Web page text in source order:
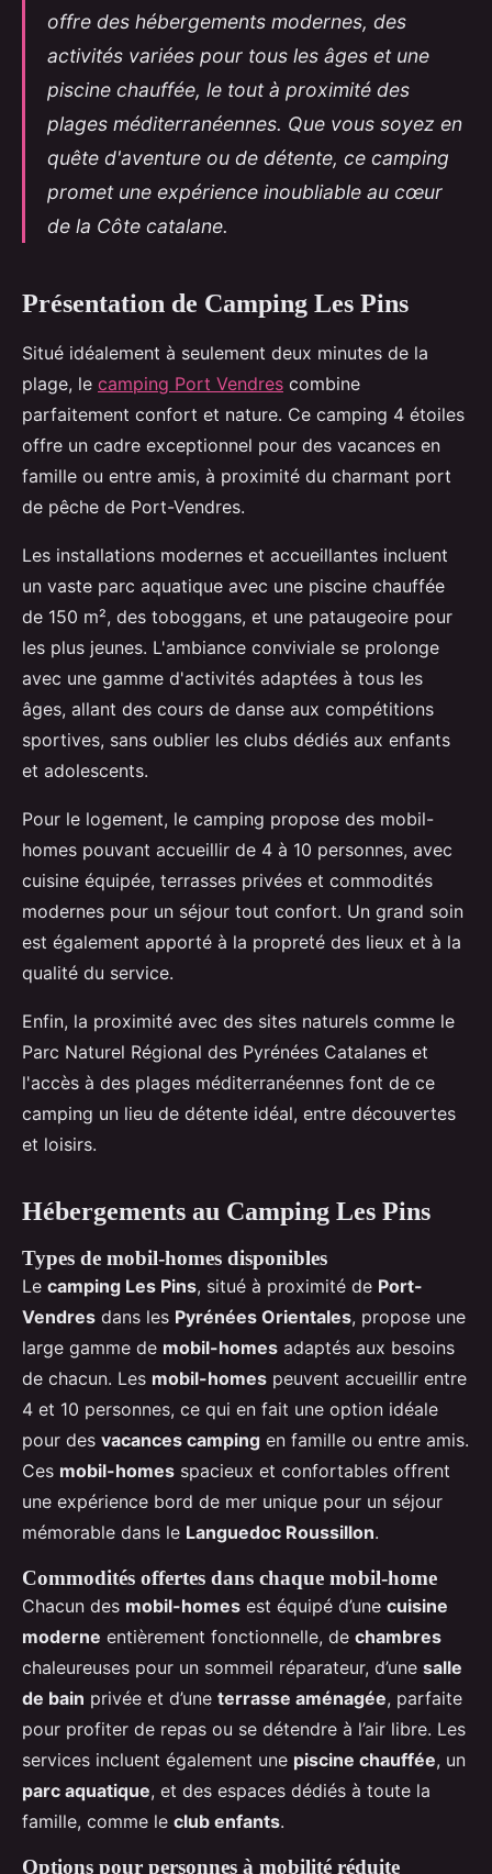
offre des hébergements modernes, des
activités variées pour tous les âges et une
piscine chauffée, le tout à proximité des
plages méditerranéennes. Que vous soyez en
quête d'aventure ou de détente, ce camping
promet une expérience inoubliable au cœur
de la Côte catalane.
Présentation de Camping Les Pins
Situé idéalement à seulement deux minutes de la
plage, le camping Port Vendres combine
parfaitement confort et nature. Ce camping 4 étoiles
offre un cadre exceptionnel pour des vacances en
famille ou entre amis, à proximité du charmant port
de pêche de Port-Vendres.
Les installations modernes et accueillantes incluent
un vaste parc aquatique avec une piscine chauffée
de 150 m², des toboggans, et une pataugeoire pour
les plus jeunes. L'ambiance conviviale se prolonge
avec une gamme d'activités adaptées à tous les
âges, allant des cours de danse aux compétitions
sportives, sans oublier les clubs dédiés aux enfants
et adolescents.
Pour le logement, le camping propose des mobil-
homes pouvant accueillir de 4 à 10 personnes, avec
cuisine équipée, terrasses privées et commodités
modernes pour un séjour tout confort. Un grand soin
est également apporté à la propreté des lieux et à la
qualité du service.
Enfin, la proximité avec des sites naturels comme le
Parc Naturel Régional des Pyrénées Catalanes et
l'accès à des plages méditerranéennes font de ce
camping un lieu de détente idéal, entre découvertes
et loisirs.
Hébergements au Camping Les Pins
Types de mobil-homes disponibles
Le camping Les Pins, situé à proximité de Port-
Vendres dans les Pyrénées Orientales, propose une
large gamme de mobil-homes adaptés aux besoins
de chacun. Les mobil-homes peuvent accueillir entre
4 et 10 personnes, ce qui en fait une option idéale
pour des vacances camping en famille ou entre amis.
Ces mobil-homes spacieux et confortables offrent
une expérience bord de mer unique pour un séjour
mémorable dans le Languedoc Roussillon.
Commodités offertes dans chaque mobil-home
Chacun des mobil-homes est équipé d’une cuisine
moderne entièrement fonctionnelle, de chambres
chaleureuses pour un sommeil réparateur, d’une salle
de bain privée et d’une terrasse aménagée, parfaite
pour profiter de repas ou se détendre à l’air libre. Les
services incluent également une piscine chauffée, un
parc aquatique, et des espaces dédiés à toute la
famille, comme le club enfants.
Options pour personnes à mobilité réduite